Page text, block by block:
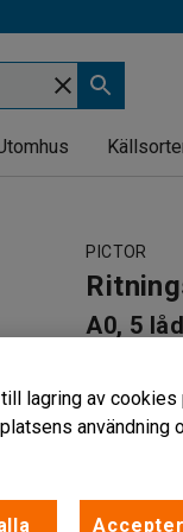
PICTOR
A0, 5
För
lagring av
användning